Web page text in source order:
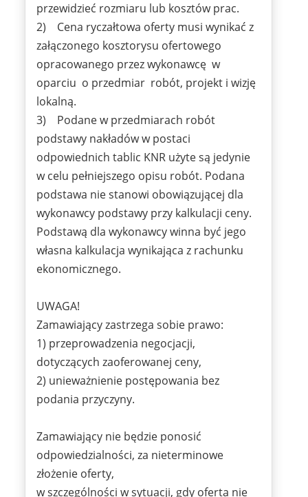
przewidzieć rozmiaru lub kosztów prac.
2) Cena ryczałtowa oferty musi wynikać z
załączonego kosztorysu ofertowego
opracowanego przez wykonawcę w
oparciu o przedmiar robót, projekt i wizję
lokalną.
3) Podane w przedmiarach robót
podstawy nakładów w postaci
odpowiednich tablic KNR użyte są jedynie
w celu pełniejszego opisu robót. Podana
podstawa nie stanowi obowiązującej dla
wykonawcy podstawy przy kalkulacji ceny.
Podstawą dla wykonawcy winna być jego
własna kalkulacja wynikająca z rachunku
ekonomicznego.
UWAGA!
Zamawiający zastrzega sobie prawo:
1) przeprowadzenia negocjacji,
dotyczących zaoferowanej ceny,
2) unieważnienie postępowania bez
podania przyczyny.
Zamawiający nie będzie ponosić
odpowiedzialności, za nieterminowe
złożenie oferty,
w szczególności w sytuacji, gdy oferta nie